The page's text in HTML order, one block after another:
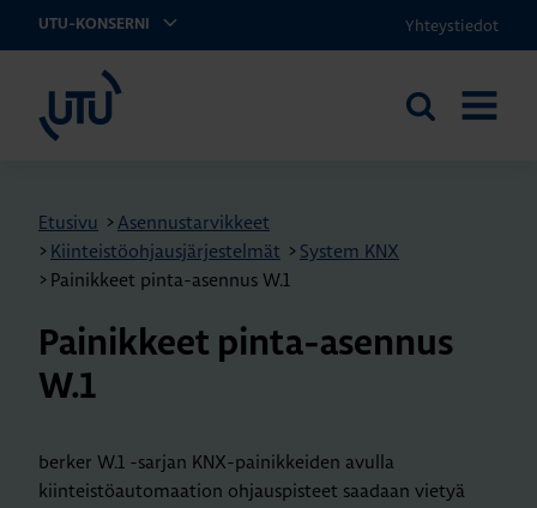
UTU-KONSERNI Yhteystiedot
Etsi
Etusivu >Asennustarvikkeet
> Kiinteistöohjausjärjestelmät > System KNX
> Painikkeet pinta-asennus W.1
Pai­nik­keet pin­ta-asen­nus
W.1
berker W.1 -sarjan KNX-painikkeiden avulla
kiinteistöautomaation ohjauspisteet saadaan vietyä